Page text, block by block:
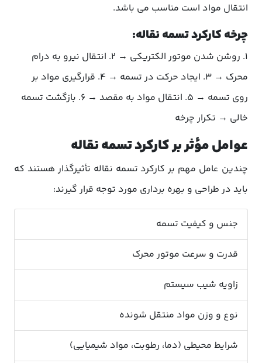
انتقال مواد است مناسب می باشد.
چرخه کارکرد تسمه نقاله:
1. روشن شدن موتور الکتریکی → 2. انتقال نیرو به درام
محرک → 3. ایجاد حرکت در تسمه → 4. قرارگیری مواد بر
روی تسمه → 5. انتقال مواد به مقصد → 6. بازگشت تسمه
خالی → تکرار چرخه
عوامل مؤثر بر کارکرد تسمه نقاله
چندین عامل مهم بر کارکرد تسمه نقاله تأثیرگذار هستند که
باید در طراحی و بهره برداری مورد توجه قرار گیرند:
جنس و کیفیت تسمه
قدرت و سرعت موتور محرک
زاویه شیب سیستم
نوع و وزن مواد منتقل شونده
شرایط محیطی (دما، رطوبت، مواد شیمیایی)